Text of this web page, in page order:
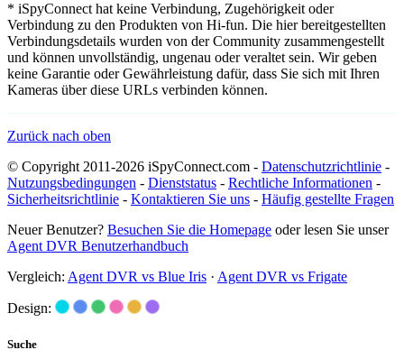
* iSpyConnect hat keine Verbindung, Zugehörigkeit oder
Verbindung zu den Produkten von Hi-fun. Die hier bereitgestellten
Verbindungsdetails wurden von der Community zusammengestellt
und können unvollständig, ungenau oder veraltet sein. Wir geben
keine Garantie oder Gewährleistung dafür, dass Sie sich mit Ihren
Kameras über diese URLs verbinden können.
Zurück nach oben
© Copyright 2011-2026 iSpyConnect.com - Datenschutzrichtlinie -
Nutzungsbedingungen - Dienststatus - Rechtliche Informationen -
Sicherheitsrichtlinie - Kontaktieren Sie uns - Häufig gestellte Fragen
Neuer Benutzer? Besuchen Sie die Homepage oder lesen Sie unser
Agent DVR Benutzerhandbuch
Vergleich: Agent DVR vs Blue Iris · Agent DVR vs Frigate
Design:
Suche